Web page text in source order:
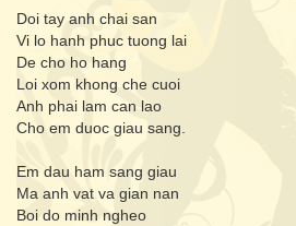
Doi tay anh chai san
Vi lo hanh phuc tuong lai
De cho ho hang
Loi xom khong che cuoi
Anh phai lam can lao
Cho em duoc giau sang.
Em dau ham sang giau
Ma anh vat va gian nan
Boi do minh ngheo